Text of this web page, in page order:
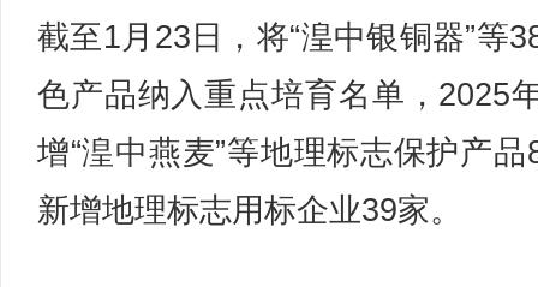
截至1月23日，将“湟中银铜器”等
色产品纳入重点培育名单，2025
增“湟中燕麦”等地理标志保护产品
新增地理标志用标企业39家。